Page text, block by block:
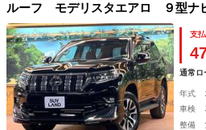
ルーフ モデリスタエアロ ９型ナ
ラ 黒革 レーダークルーズ ブラ
純正オプション１９インチＡＷ
ト クリアランスソナー
支
通常ロ
年式
車検
整備